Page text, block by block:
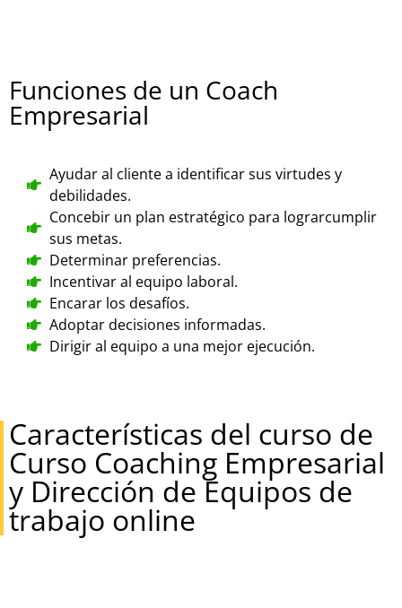
Funciones de un Coach
Empresarial
Ayudar al cliente a identificar sus virtudes y
debilidades.
Concebir un plan estratégico para lograrcumplir
sus metas.
Determinar preferencias.
Incentivar al equipo laboral.
Encarar los desafíos.
Adoptar decisiones informadas.
Dirigir al equipo a una mejor ejecución.
Características del curso de
Curso Coaching Empresarial
y Dirección de Equipos de
trabajo online